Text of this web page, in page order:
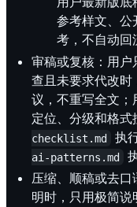
参考样文、公
考，不自动回
审稿或复核：用户
查且未要求代改时
议，不重写全文
定位、分级和格式
checklist.md
执
ai-patterns.md
压缩、顺稿或去
明时，只用极简说